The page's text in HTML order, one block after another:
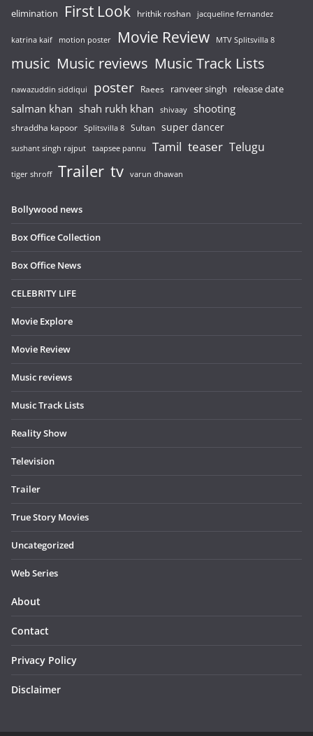
elimination First Look hrithik roshan jacqueline fernandez
katrina kaif motion poster Movie Review MTV Splitsvilla 8
music Music reviews Music Track Lists
nawazuddin siddiqui poster Raees ranveer singh release date
salman khan shah rukh khan shivaay shooting
shraddha kapoor Splitsvilla 8 Sultan super dancer
sushant singh rajput taapsee pannu Tamil teaser Telugu
tiger shroff Trailer tv varun dhawan
Bollywood news
Box Office Collection
Box Office News
CELEBRITY LIFE
Movie Explore
Movie Review
Music reviews
Music Track Lists
Reality Show
Television
Trailer
True Story Movies
Uncategorized
Web Series
About
Contact
Privacy Policy
Disclaimer